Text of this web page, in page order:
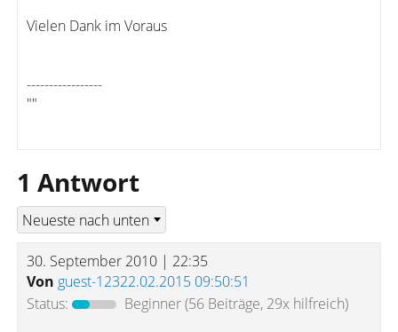
Vielen Dank im Voraus
-----------------
""
1 Antwort
30. September 2010 | 22:35
Von guest-12322.02.2015 09:50:51
Status:
Beginner(56 Beiträge, 29x hilfreich)